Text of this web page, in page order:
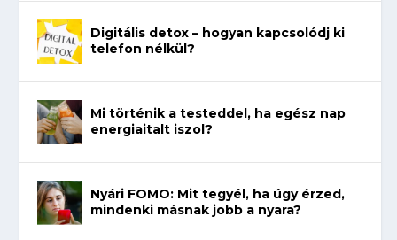
Digitális detox – hogyan kapcsolódj ki
telefon nélkül?
Mi történik a testeddel, ha egész nap
energiaitalt iszol?
Nyári FOMO: Mit tegyél, ha úgy érzed,
mindenki másnak jobb a nyara?